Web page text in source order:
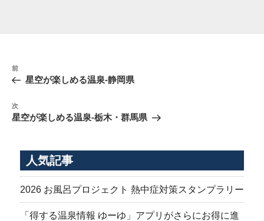
投
稿
ビ
ゲ
ン
前
の
稿
前
星空が楽しめる温泉-静岡県
次
の
次
星空が楽しめる温泉-栃木・群馬県
人気記事
2026 お風呂プロジェクト 熱中症対策スタンプラリー
「得する温泉情報 ゆーゆ」アプリがさらにお得に進